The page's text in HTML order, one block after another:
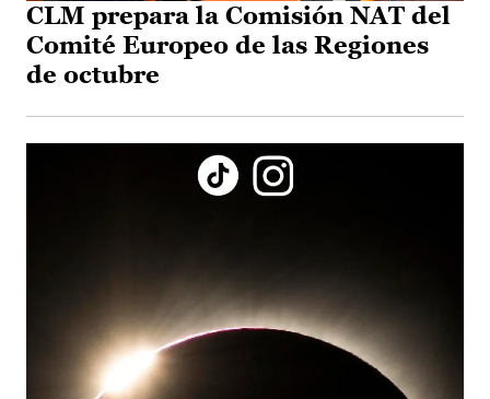
CLM prepara la Comisión NAT del
Comité Europeo de las Regiones
de octubre